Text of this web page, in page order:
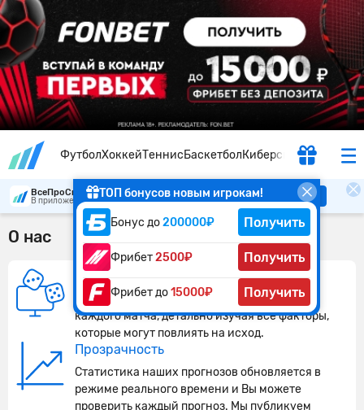
ФутболХоккейТеннисБаскетболКиберспорт
ТОП бонусов новым игрокам!
Бонус до200000₽ Получить
Фрибет2500₽ Получить
Фрибет до15000₽ Получить
ВсеПроСпорт
В приложении удобнее Скачать
О нас
Профессионализм
Мы профессионально подходим к анализу
каждого матча, детально изучая все факторы,
которые могут повлиять на исход.
Прозрачность
Статистика наших прогнозов обновляется в
режиме реального времени и Вы можете
проверить каждый прогноз. Мы публикуем